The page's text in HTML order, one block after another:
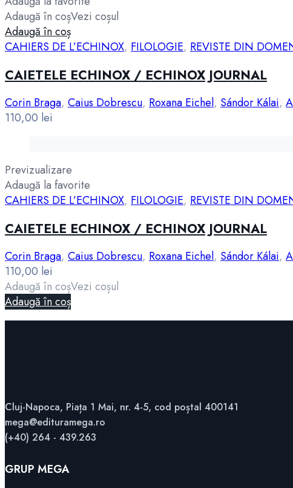
Adaugă în coșVezi coșul
Adaugă în coș
CAHIERS DE L’ECHINOX, FILOLOGIE, REVISTE DIN
CAIETELE ECHINOX / ECHINOX JOURNAL
Corin Braga, Caius Dobrescu, Roxana Eichel, Sándor Kálai,
110,00 lei
Previzualizare
Adaugă la favorite
CAHIERS DE L’ECHINOX, FILOLOGIE, REVISTE DIN
CAIETELE ECHINOX / ECHINOX JOURNAL
Corin Braga, Caius Dobrescu, Roxana Eichel, Sándor Kálai,
110,00 lei
Adaugă în coșVezi coșul
Adaugă în coș
Cluj-Napoca, Piața 1 Mai, nr. 4-5, cod poștal 400141
mega@edituramega.ro
(+40) 264 - 439.263
GRUP MEGA